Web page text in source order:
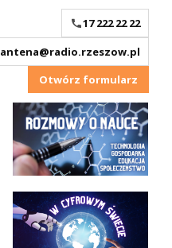
17 222 22 22
antena@radio.rzeszow.pl
Otwórz formularz